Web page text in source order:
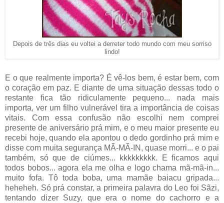
Depois de três dias eu voltei a derreter todo mundo com meu sorriso
lindo!
E o que realmente importa? É vê-los bem, é estar bem, com
o coração em paz. E diante de uma situação dessas todo o
restante fica tão ridiculamente pequeno... nada mais
importa, ver um filho vulnerável tira a importância de coisas
vitais. Com essa confusão não escolhi nem comprei
presente de aniversário prá mim, e o meu maior presente eu
recebi hoje, quando ela apontou o dedo gordinho prá mim e
disse com muita segurança MÃ-MÃ-IN, quase morri... e o pai
também, só que de ciúmes... kkkkkkkkk. E ficamos aqui
todos bobos... agora ela me olha e logo chama mã-mã-in...
muito fofa. Tô toda boba, uma mamãe baiacu gripada...
heheheh. Só prá constar, a primeira palavra do Leo foi Sãzi,
tentando dizer Suzy, que era o nome do cachorro e a